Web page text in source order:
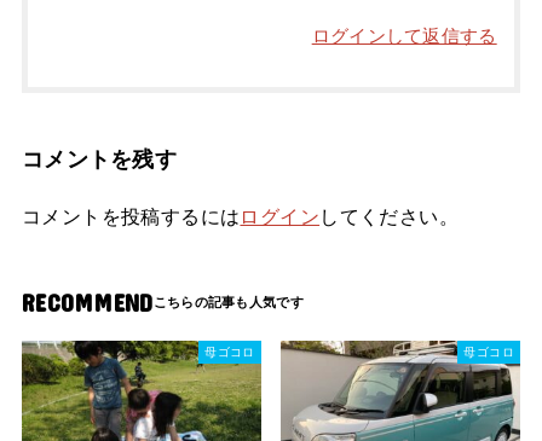
ログインして返信する
コメントを残す
コメントを投稿するには ログイン してください。
RECOMMEND
母ゴコロ 母ゴコロ